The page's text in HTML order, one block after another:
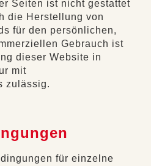
Seiten ist nicht gestattet
die Herstellung von
für den persönlichen,
Gebrauch ist
dieser Website in
mit
zulässig.
für einzelne